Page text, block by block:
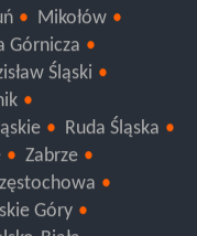
Gdański
Mikołów
Górnicza
Śląski
Ruda Śląska
Zabrze